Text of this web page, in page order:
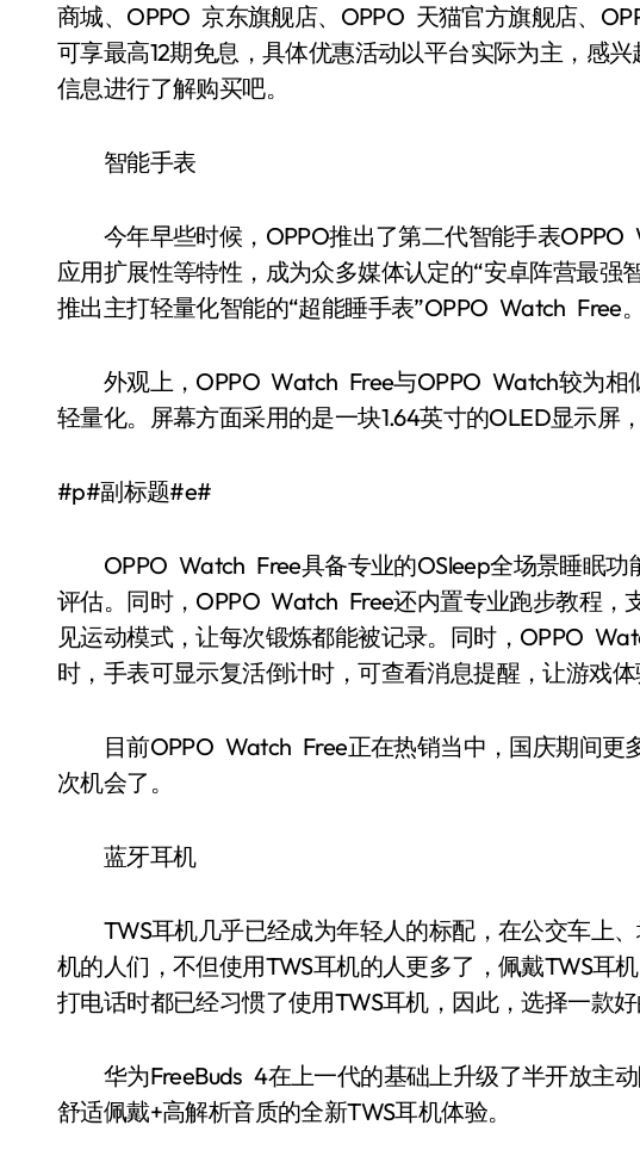
商城、OPPO 京东旗舰店、OPPO 天猫官方旗舰店、
可享最高12期免息，具体优惠活动以平台实际为主，感
信息进行了解购买吧。
智能手表
今年早些时候，OPPO推出了第二代智能手表OPPO
应用扩展性等特性，成为众多媒体认定的“安卓阵营最强
推出主打轻量化智能的“超能睡手表”OPPO Watch Free
外观上，OPPO Watch Free与OPPO Watch较为相
轻量化。屏幕方面采用的是一块1.64英寸的OLED显示屏
#p#副标题#e#
OPPO Watch Free具备专业的OSleep全场景睡眠功
评估。同时，OPPO Watch Free还内置专业跑步教程，
见运动模式，让每次锻炼都能被记录。同时，OPPO
时，手表可显示复活倒计时，可查看消息提醒，让游戏体
目前OPPO Watch Free正在热销当中，国庆期间更
次机会了。
蓝牙耳机
TWS耳机几乎已经成为年轻人的标配，在公交车上、
机的人们，不但使用TWS耳机的人更多了，佩戴TWS耳
打电话时都已经习惯了使用TWS耳机，因此，选择一款
华为FreeBuds 4在上一代的基础上升级了半开放主动
舒适佩戴+高解析音质的全新TWS耳机体验。